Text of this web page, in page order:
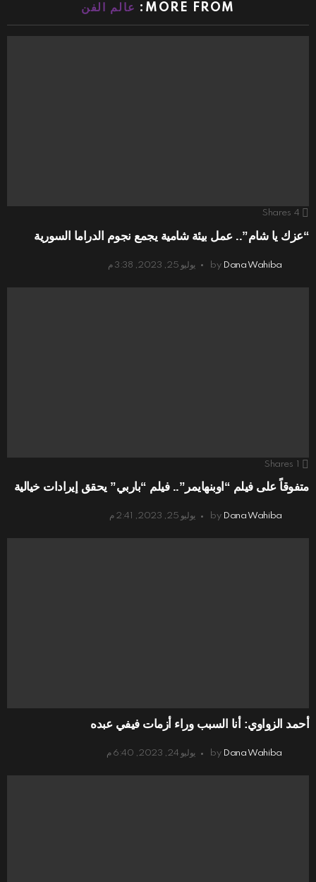
MORE FROM: عالم الفن
4
Shares
“عزك يا شام”.. عمل بيئة شامية يجمع نجوم الدراما السورية
by Dana Wahiba يوليو 25, 2023, 3:38 م
1
Shares
متفوقاً على فيلم “اوبنهايمر”.. فيلم “باربي” يحقق إيرادات خيالية
by Dana Wahiba يوليو 25, 2023, 2:41 م
أحمد الزواوي: أنا السبب وراء أزمات فيفي عبده
by Dana Wahiba يوليو 24, 2023, 6:40 م